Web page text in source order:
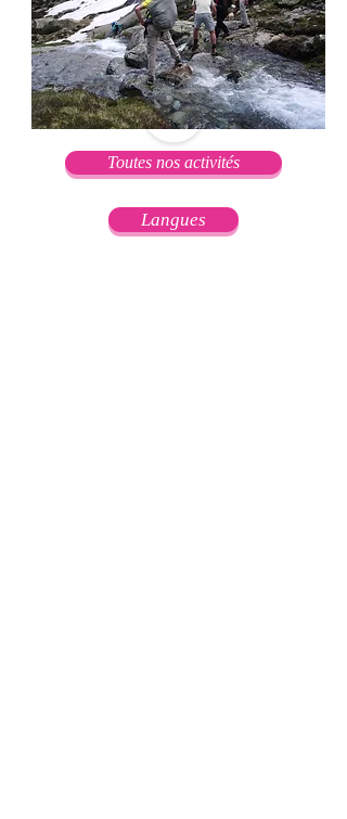
Toutes nos activités
Langues